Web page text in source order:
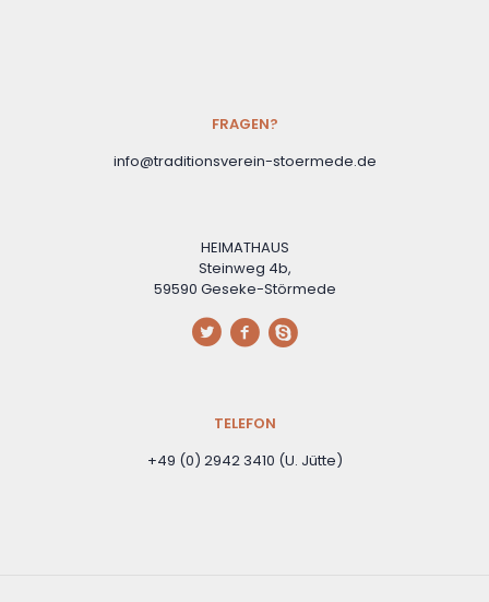
FRAGEN?
info@traditionsverein-stoermede.de
HEIMATHAUS
Steinweg 4b,
59590 Geseke-Störmede
TELEFON
+49 (0) 2942 3410 (U. Jütte)